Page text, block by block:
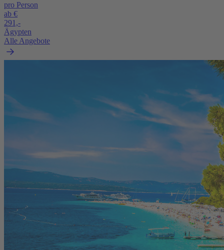
pro Person
ab €
291,-
Ägypten
Alle Angebote